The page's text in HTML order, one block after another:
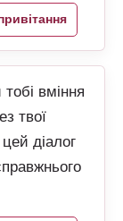
вміння
твої
діалог